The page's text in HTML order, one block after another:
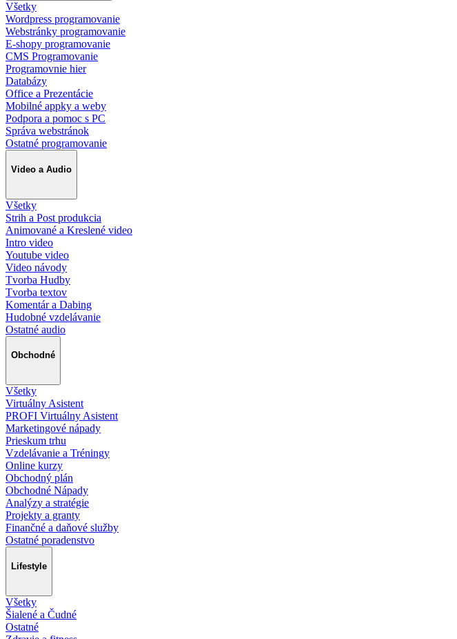
Všetky
Wordpress programovanie
Webstránky programovanie
E-shopy programovanie
CMS Programovanie
Programovnie hier
Databázy
Office a Prezentácie
Mobilné appky a weby
Podpora a pomoc s PC
Správa webstránok
Ostatné programovanie
Video a Audio
Všetky
Strih a Post produkcia
Animované a Kreslené video
Intro video
Youtube video
Video návody
Tvorba Hudby
Tvorba textov
Komentár a Dabing
Hudobné vzdelávanie
Ostatné audio
Obchodné
Všetky
Virtuálny Asistent
PROFI Virtuálny Asistent
Marketingové nápady
Prieskum trhu
Vzdelávanie a Tréningy
Online kurzy
Obchodný plán
Obchodné Nápady
Analýzy a stratégie
Projekty a granty
Finančné a daňové služby
Ostatné poradenstvo
Lifestyle
Všetky
Šialené a Čudné
Ostatné